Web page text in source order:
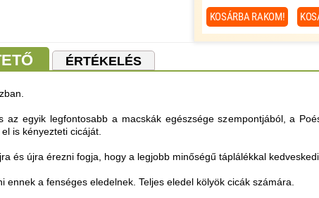
KOSÁRBARAKOM!
ÉRTÉKELÉS
az egyik legfontosabb a macskák egészsége szempontjából, a
is kényezteti cicáját.
és újra érezni fogja, hogy a legjobb minőségű táplálékkal
ennek a fenséges eledelnek. Teljes eledel kölyök cicák számára.